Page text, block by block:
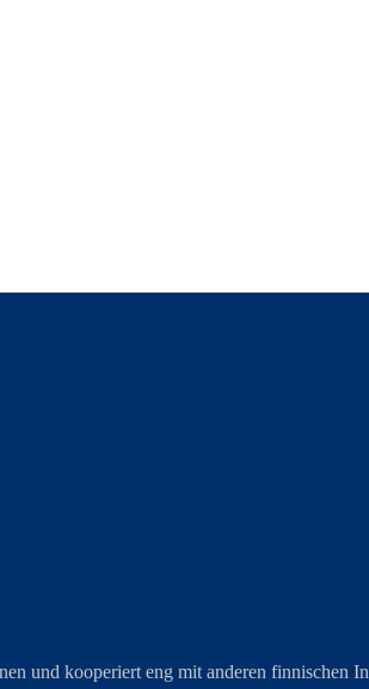
und kooperiert eng mit anderen finnischen